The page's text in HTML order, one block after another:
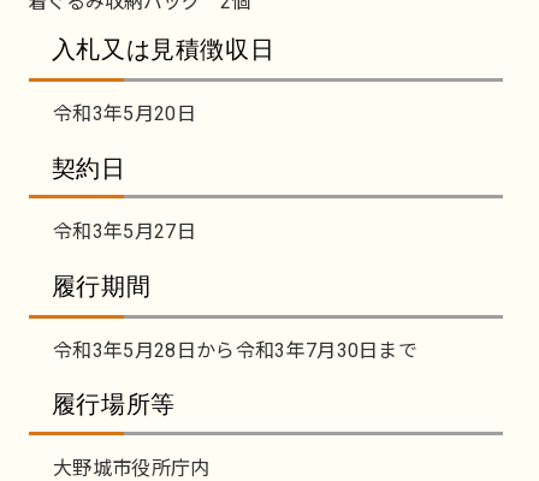
入札又は見積徴収日
令和3年5月20日
契約日
令和3年5月27日
履行期間
令和3年5月28日から令和3年7月30日まで
履行場所等
大野城市役所庁内